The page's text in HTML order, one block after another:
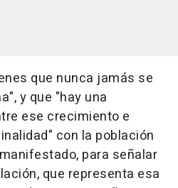
que nunca jamás se
y que "hay una
ese crecimiento e
con la población
para señalar
que representa esa